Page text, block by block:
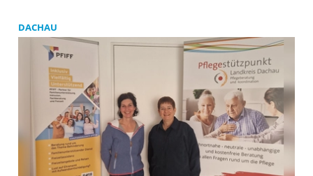
konkrete Hilfsangebote im Landkreis Dachau und
die Frage, was sich politisch ändern muss, ein. Er
findet am Donnerstag, 30. April, um 19 Uhr im
Ludwig-Thoma-Haus, Stockmann-Saal, statt. Im
Anschluss an die Gesprächsrunde ist Zeit für Fragen
aus dem Publikum vorgesehen. Gäste sind herzlich
willkommen. Eintritt frei.
DACHAU